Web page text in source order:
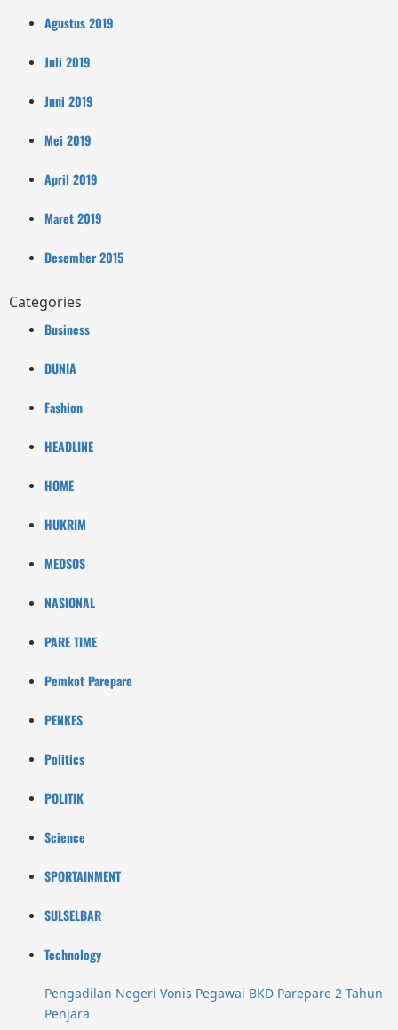
Agustus 2019
Juli 2019
Juni 2019
Mei 2019
April 2019
Maret 2019
Desember 2015
Categories
Business
DUNIA
Fashion
HEADLINE
HOME
HUKRIM
MEDSOS
NASIONAL
PARE TIME
Pemkot Parepare
PENKES
Politics
POLITIK
Science
SPORTAINMENT
SULSELBAR
Technology
Pengadilan Negeri Vonis Pegawai BKD Parepare 2 Tahun
Penjara